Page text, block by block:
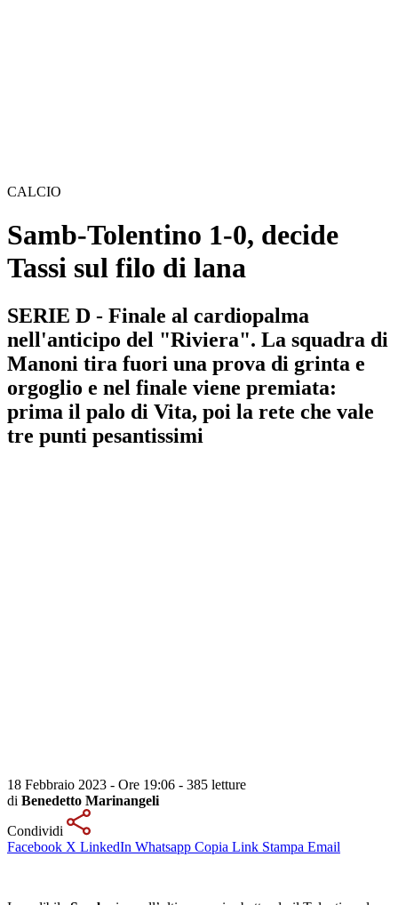
CALCIO
Samb-Tolentino 1-0, decide
Tassi sul filo di lana
SERIE D - Finale al cardiopalma
nell'anticipo del "Riviera". La squadra di
Manoni tira fuori una prova di grinta e
orgoglio e nel finale viene premiata:
prima il palo di Vita, poi la rete che vale
tre punti pesantissimi
18 Febbraio 2023 - Ore 19:06 - 385 letture
di Benedetto Marinangeli
Condividi
Facebook X LinkedIn Whatsapp Copia Link Stampa Email